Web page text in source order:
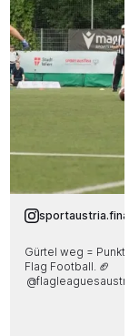
sportaustria.finals
Gürtel weg = Punkt
Flag Football. 🏈
@flagleaguesaustria